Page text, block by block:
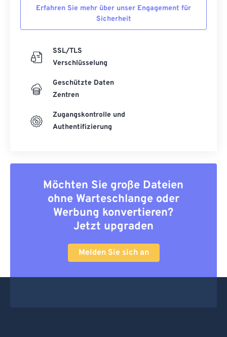
Erfahren Sie mehr über unser Engagement für
Sicherheit
SSL/TLS
Verschlüsselung
Geschützte Daten
Zentren
Zugangskontrolle und
Authentifizierung
Möchten Sie große Dateien
ohne Warteschlange oder
Werbung konvertieren?
Jetzt upgraden
Melden Sie sich an